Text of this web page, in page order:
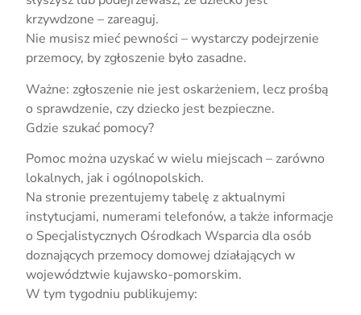
krzywdzone – zareaguj.
Nie musisz mieć pewności – wystarczy podejrzenie
przemocy, by zgłoszenie było zasadne.
Ważne: zgłoszenie nie jest oskarżeniem, lecz prośbą
o sprawdzenie, czy dziecko jest bezpieczne.
Gdzie szukać pomocy?
Pomoc można uzyskać w wielu miejscach – zarówno
lokalnych, jak i ogólnopolskich.
Na stronie prezentujemy tabelę z aktualnymi
instytucjami, numerami telefonów, a także informacje
o Specjalistycznych Ośrodkach Wsparcia dla osób
doznających przemocy domowej działających w
województwie kujawsko-pomorskim.
W tym tygodniu publikujemy: